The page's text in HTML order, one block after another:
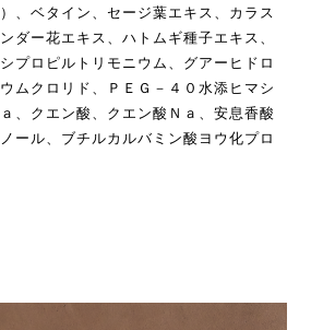
、ベタイン、セージ葉エキス、カラス
ダー花エキス、ハトムギ種子エキス、
プロピルトリモニウム、グアーヒドロ
ムクロリド、ＰＥＧ－４０水添ヒマシ
、クエン酸、クエン酸Ｎａ、安息香酸
ール、ブチルカルバミン酸ヨウ化プロ